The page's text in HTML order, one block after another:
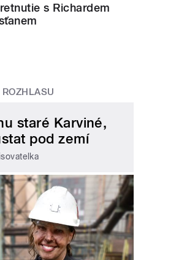
s Richardem
staré Karviné,
pod zemí